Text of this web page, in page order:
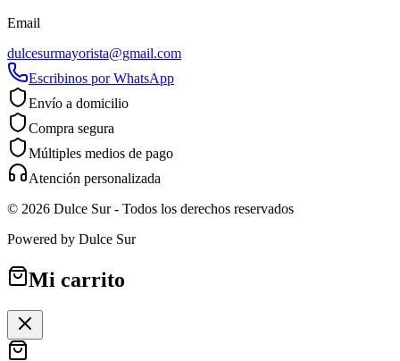
Email
dulcesurmayorista@gmail.com
Escribinos por WhatsApp
Envío a domicilio
Compra segura
Múltiples medios de pago
Atención personalizada
© 2026 Dulce Sur- Todos los derechos reservados
Powered by Dulce Sur
Mi carrito